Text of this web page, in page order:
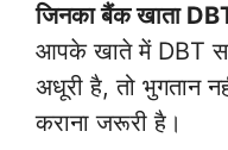
जिनका बैंक खाता
आपके खाते में DBT
अधूरी है, तो भुगतान
कराना जरूरी है।